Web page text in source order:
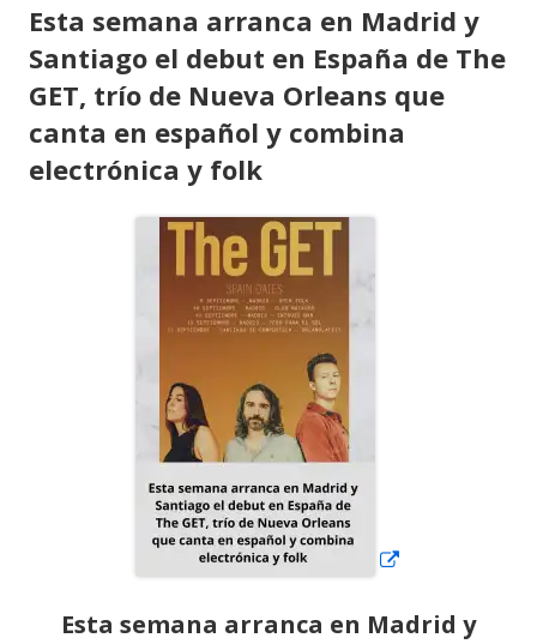
Esta semana arranca en Madrid y
Santiago el debut en España de The
GET, trío de Nueva Orleans que
canta en español y combina
electrónica y folk
Esta semana arranca en Madrid y